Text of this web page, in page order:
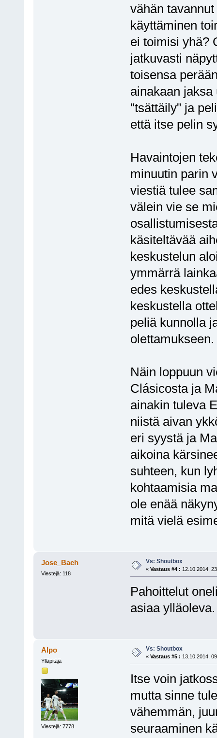
vähän
käyttäminen
ei toimisi yhä?
jatkuvasti
toisensa
ainakaan
"tsättäily" ja
että itse pelin
Havaintojen
minuutin parin
viestiä tulee
välein vie se
käsiteltävää
keskustelun
ymmärrä
edes
keskustella
peliä kunnolla
olettamukseen.
Näin loppuun
Clásicosta ja
ainakin tuleva
niistä aivan
eri syystä ja
aikoina
suhteen, kun
kohtaamisia
ole enää
mitä vielä
Jose_Bach
Viestejä: 118
Vs: Shoutbox
« Vastaus #4 : 12.10.2014,
Pahoittelut
asiaa ylläoleva.
Alpo
Ylläpitäjä
Viestejä: 7778
Vs: Shoutbox
« Vastaus #5 : 13.10.2014,
Itse voin
mutta sinne
vähemmän,
seuraaminen